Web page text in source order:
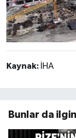
Kaynak: İHA
Bunlar da